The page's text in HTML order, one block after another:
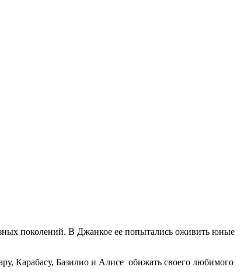
поколений. В Джанкое ее попытались оживить юные
Карабасу, Базилио и Алисе обижать своего любимого